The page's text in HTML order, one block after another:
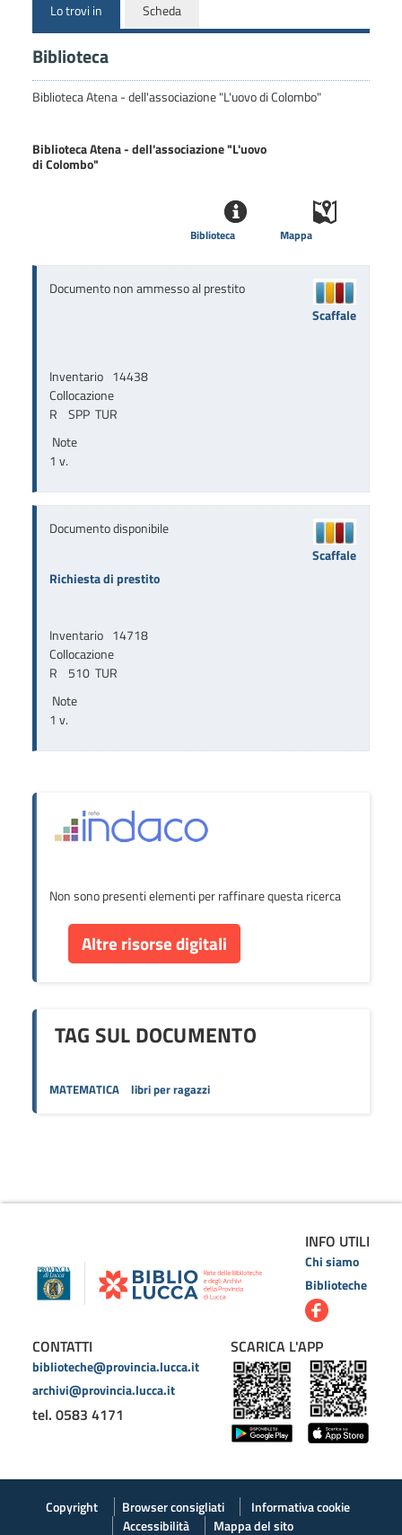
Lo trovi in Scheda
Biblioteca
Biblioteca Atena - dell'associazione "L'uovo di Colombo"
Biblioteca Atena - dell'associazione "L'uovo
di Colombo"
Mappa
Biblioteca
Documento non ammesso al prestito
Inventario 14438
Collocazione
R    SPP  TUR
Note
1 v.
Scaffale
Documento disponibile
Richiesta di prestito
Inventario 14718
Collocazione
R    510  TUR
Note
1 v.
Scaffale
Non sono presenti elementi per raffinare questa ricerca
Altre risorse digitali
TAG SUL DOCUMENTO
MATEMATICA libri per ragazzi
INFO UTILI
Chi siamo
Biblioteche
CONTATTI
biblioteche@provincia.lucca.it
archivi@provincia.lucca.it
tel. 0583 4171
SCARICA L'APP
Copyright Browser consigliati
Informativa cookie
Accessibilità
Mappa del sito